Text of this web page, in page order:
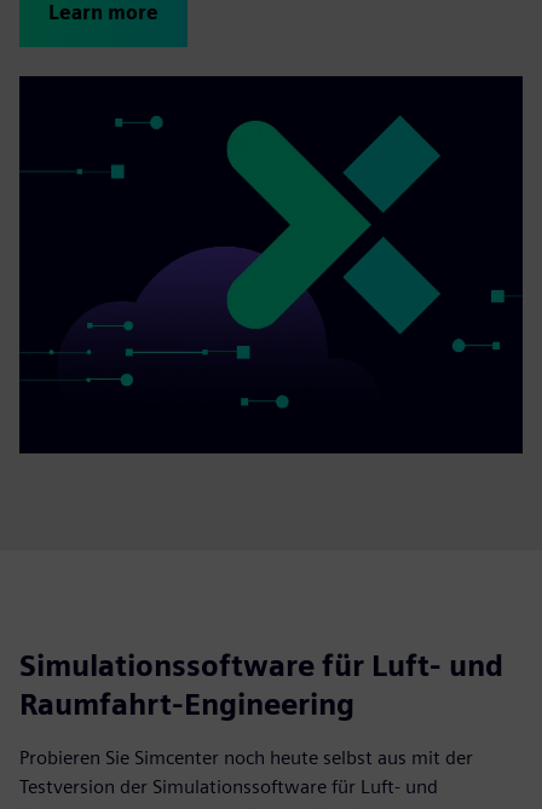
Learn more
Simulationssoftware für Luft- und
Raumfahrt-Engineering
Probieren Sie Simcenter noch heute selbst aus mit der
Testversion der Simulationssoftware für Luft- und